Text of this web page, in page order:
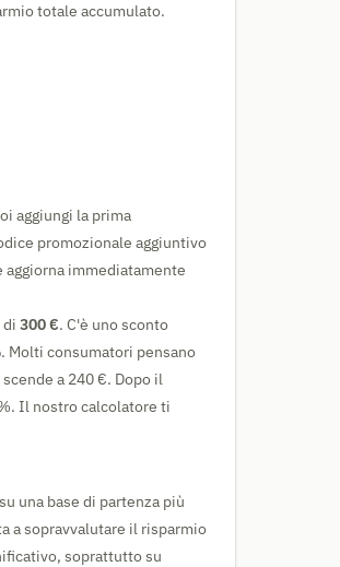
totale accumulato.
aggiungi la prima
promozionale aggiuntivo
immediatamente
di 300 €. C'è uno sconto
. Molti consumatori pensano
a 240 €. Dopo il
Il nostro calcolatore ti
una base di partenza più
a sopravvalutare il risparmio
soprattutto su